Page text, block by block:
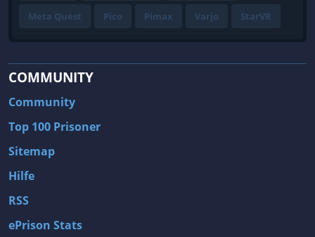
Meta Quest Pico Pimax Varjo StarVR
COMMUNITY
Community
Top 100 Prisoner
Sitemap
Hilfe
RSS
ePrison Stats